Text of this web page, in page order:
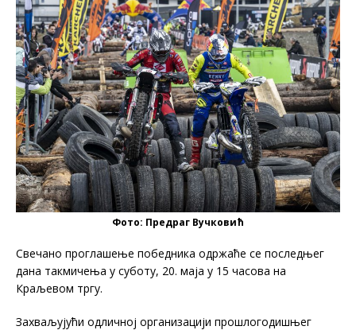
Фото: Предраг Вучковић
Свечано проглашење победника одржаће се последњег
дана такмичења у суботу, 20. маја у 15 часова на
Краљевом тргу.
Захваљујући одличној организацији прошлогодишњег